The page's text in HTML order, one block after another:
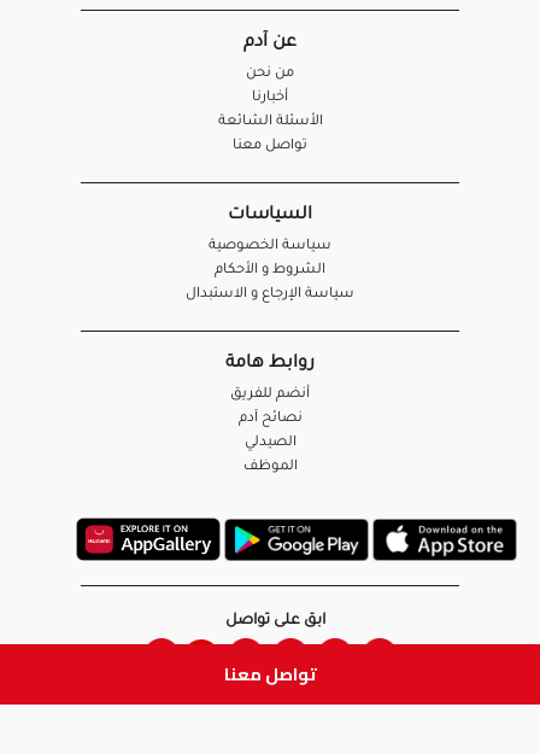
تواصل معنا
عن آدم
من نحن
أخبارنا
الأسئلة الشائعة
تواصل معنا
السياسات
سياسة الخصوصية
الشروط و الأحكام
سياسة الإرجاع و الاستبدال
روابط هامة
أنضم للفريق
نصائح آدم
الصيدلي
الموظف
ابق على تواصل